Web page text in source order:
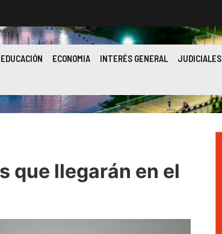
EDUCACIÓN ECONOMIA INTERÉS GENERAL JUDICIALES
que llegarán en el